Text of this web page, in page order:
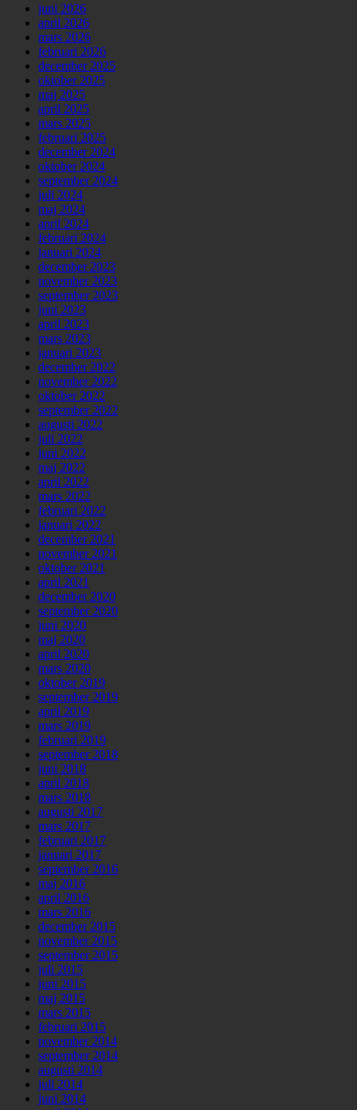
juni 2026
april 2026
mars 2026
februari 2026
december 2025
oktober 2025
maj 2025
april 2025
mars 2025
februari 2025
december 2024
oktober 2024
september 2024
juli 2024
maj 2024
april 2024
februari 2024
januari 2024
december 2023
november 2023
september 2023
juni 2023
april 2023
mars 2023
januari 2023
december 2022
november 2022
oktober 2022
september 2022
augusti 2022
juli 2022
juni 2022
maj 2022
april 2022
mars 2022
februari 2022
januari 2022
december 2021
november 2021
oktober 2021
april 2021
december 2020
september 2020
juni 2020
maj 2020
april 2020
mars 2020
oktober 2019
september 2019
april 2019
mars 2019
februari 2019
september 2018
juni 2018
april 2018
mars 2018
augusti 2017
mars 2017
februari 2017
januari 2017
september 2016
maj 2016
april 2016
mars 2016
december 2015
november 2015
september 2015
juli 2015
juni 2015
maj 2015
mars 2015
februari 2015
november 2014
september 2014
augusti 2014
juli 2014
juni 2014